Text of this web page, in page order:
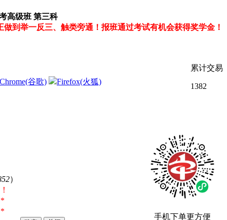
高级班 第三科
到举一反三、触类旁通！报班通过考试有机会获得奖学金！
累计交易
1382
Chrome(谷歌) Firefox(火狐)
手机下单更方便
）
*
*